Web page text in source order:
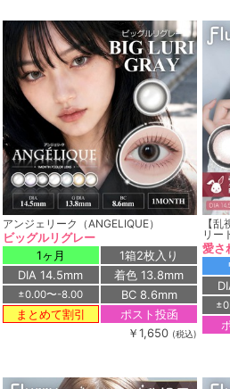
アンジェリーク（ANGELIQUE）
ビッグルリグレー
1ヶ月
1箱2枚入り
DIA 14.5mm
着色 13.8mm
±0.00〜-8.00
BC 8.6mm
まとめて割引
ポスト投函
￥1,650 (税込)
【
リー
愛さ